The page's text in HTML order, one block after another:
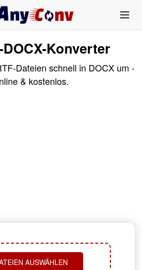
Konverter
Dateien schnell in DOCX um -
& kostenlos.
AUSWÄHLEN